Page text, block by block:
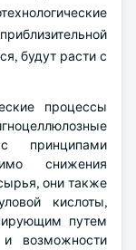
будут расти с
процессы
принципами
снижения
они также
кислоты,
путем
и возможности